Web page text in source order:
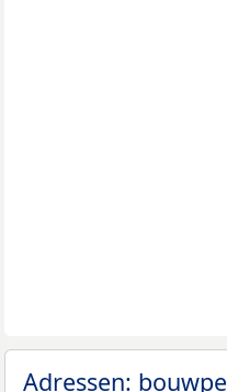
Adressen: